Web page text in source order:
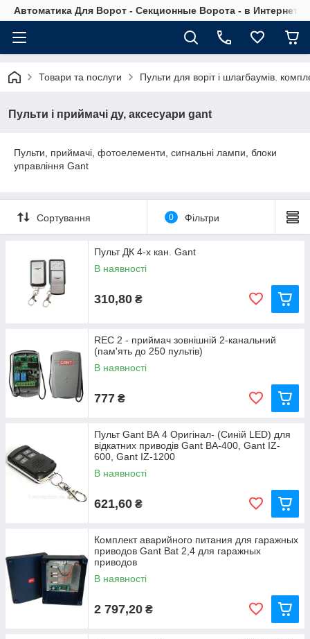
Автоматика Для Ворот - Секционные Ворота - в Интернет
Товари та послуги Пульти для воріт і шлагбаумів.
Пульти і приймачі ду, аксесуари gant
Пульти, приймачі, фотоелементи, сигнальні лампи, блоки
управління Gant
Сортування 0 Фільтри
Пульт ДК 4-х кан. Gant
В наявності
310,80 ₴
REC 2 - приймач зовнішній 2-канальний
(пам'ять до 250 пультів)
В наявності
777 ₴
Пульт Gant ВА 4 Оригінал- (Синій LED) для
відкатних приводів Gant ВА-400, Gant IZ-
600, Gant IZ-1200
В наявності
621,60 ₴
Комплект аварийного питания для гаражных
приводов Gant Bat 2,4 для гаражных
приводов
В наявності
2 797,20 ₴